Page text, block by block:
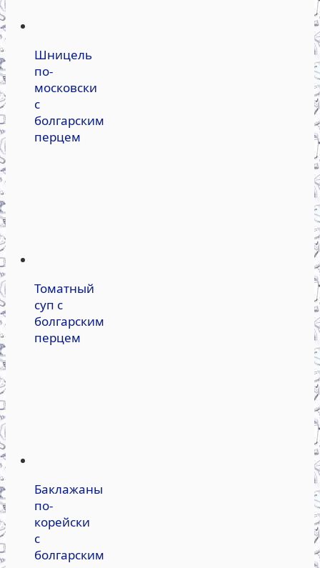
Шницель
по-
московски
с
болгарским
перцем
Томатный
суп с
болгарским
перцем
Баклажаны
по-
корейски
с
болгарским